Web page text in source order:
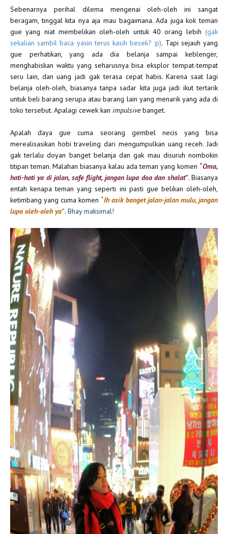
Sebenarnya perihal dilema mengenai oleh-oleh ini sangat
beragam, tinggal kita nya aja mau bagaimana. Ada juga kok teman
gue yang niat membelikan oleh-oleh untuk 40 orang lebih (gak
sekalian sambil baca yasin terus kasih besek? :p). Tapi sejauh yang
gue perhatikan, yang ada dia belanja sampai keblenger,
menghabiskan waktu yang seharusnya bisa eksplor tempat-tempat
seru lain, dan uang jadi gak terasa cepat habis. Karena saat lagi
belanja oleh-oleh, biasanya tanpa sadar kita juga jadi ikut tertarik
untuk beli barang serupa atau barang lain yang menarik yang ada di
toko tersebut. Apalagi cewek kan impulsivebanget.
Apalah daya gue cuma seorang gembel necis yang bisa
merealisasikan hobi traveling dari mengumpulkan uang receh. Jadi
gak terlalu doyan banget belanja dan gak mau disuruh nombokin
titipan teman. Malahan biasanya kalau ada teman yang komen “Oma,
hati-hati ya di jalan, safe flight, jangan lupa doa dan shalat”. Biasanya
entah kenapa teman yang seperti ini pasti gue belikan oleh-oleh,
ketimbang yang cuma komen “Ih asik banget jalan-jalan mulu, jangan
lupa oleh-oleh ya”. Bhay maksimal!